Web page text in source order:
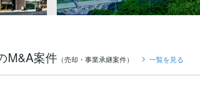
M&A案件 （売却・事業承継案件） 一覧を見る